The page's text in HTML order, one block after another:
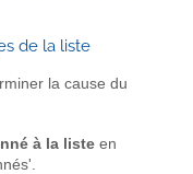
de la liste
la cause du
à la liste en